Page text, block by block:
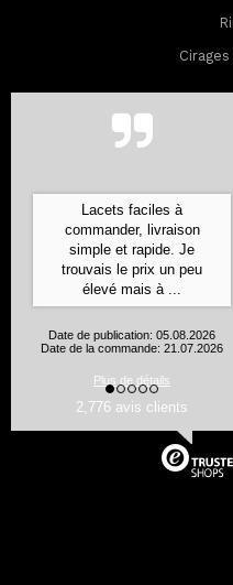
Lacets faciles à
commander, livraison
simple et rapide. Je
trouvais le prix un peu
élevé mais à ...
Date de publication: 05.08.2026
Date de la commande: 21.07.2026
Plus de détails
2,776 avis clients